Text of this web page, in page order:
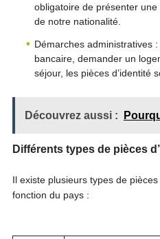
obligatoire de présenter une
de notre nationalité.
Démarches administratives
bancaire, demander un
séjour, les pièces d’identité
Découvrez aussi :
Différents types de pièces
Il existe plusieurs types de
fonction du pays :